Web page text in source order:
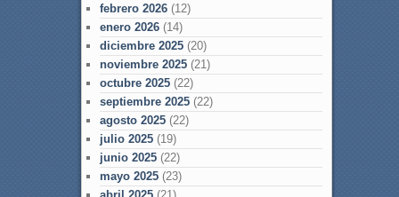
febrero 2026(12)
enero 2026(14)
diciembre 2025(20)
noviembre 2025(21)
octubre 2025(22)
septiembre 2025(22)
agosto 2025(22)
julio 2025(19)
junio 2025(22)
mayo 2025(23)